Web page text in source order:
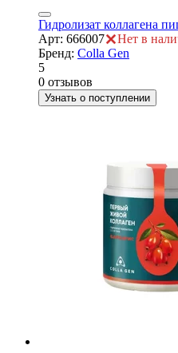
Гидролизат коллагена
Арт: 666007
Нет в
Бренд: Colla Gen
5
0 отзывов
Узнать о поступлении